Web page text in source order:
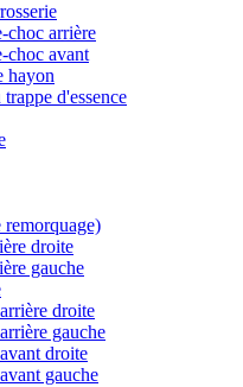
choc arrière
choc avant
hayon
d'essence
droite
gauche
droite
gauche
droite
gauche